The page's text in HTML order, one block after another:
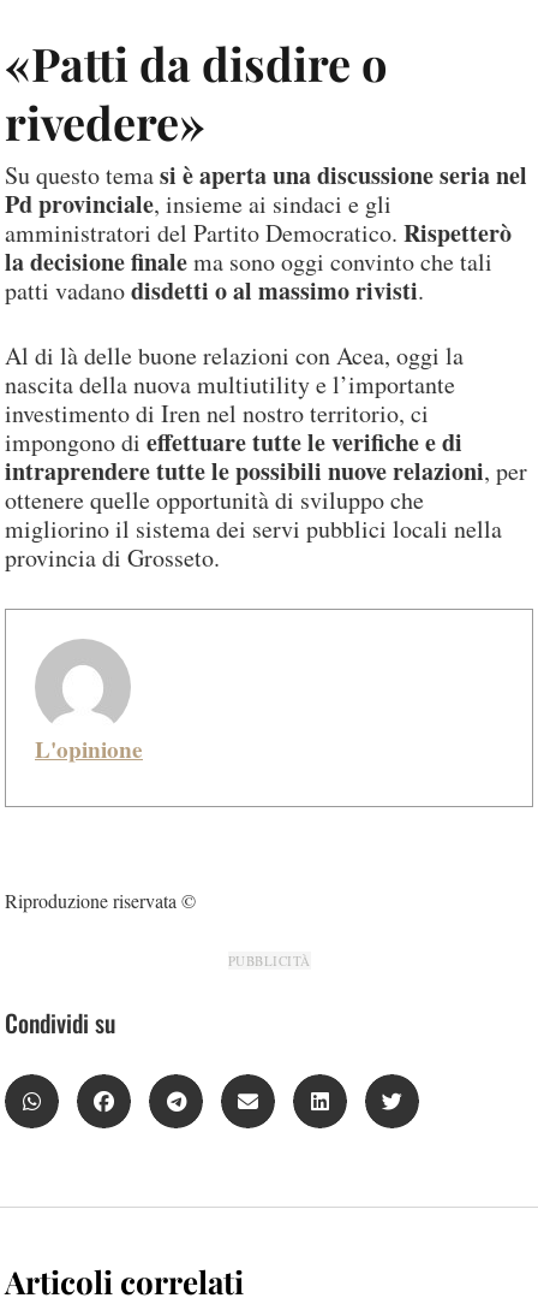
«Patti da disdire o
rivedere»
Su questo temasi è aperta una discussione seria nel
Pd provinciale, insieme ai sindaci e gli
amministratori del Partito Democratico. Rispetterò
la decisione finalema sono oggi convinto che tali
patti vadanodisdetti o al massimo rivisti.
Al di là delle buone relazioni con Acea, oggi la
nascita della nuova multiutility e l’importante
investimento di Iren nel nostro territorio, ci
impongono di effettuare tutte le verifiche e di
intraprendere tutte le possibili nuove relazioni, per
ottenere quelle opportunità di sviluppo che
migliorino il sistema dei servi pubblici locali nella
provincia di Grosseto.
L'opinione
Riproduzione riservata ©
PUBBLICITÀ
Condividi su
Articoli correlati